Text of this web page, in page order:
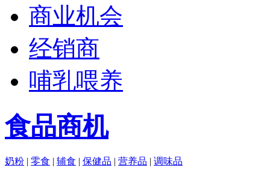
商业机会
经销商
哺乳喂养
食品商机
奶粉 | 零食 | 辅食 | 保健品 | 营养品 | 调味品